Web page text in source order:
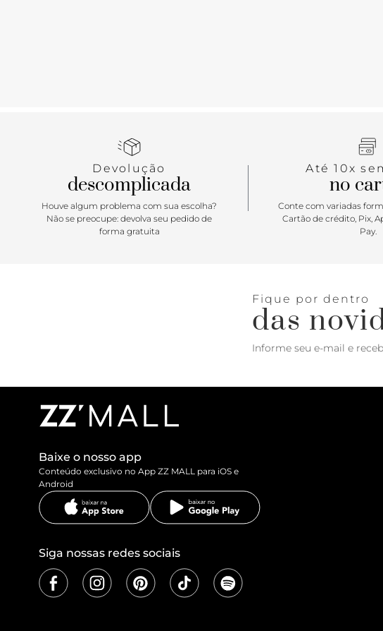
Devolução
descomplicada
Houve algum problema com sua escolha?
Não se preocupe: devolva seu pedido de
forma gratuita
Até 10x
no
Conte com variadas
Cartão de crédito, Pix,
Pay.
Fique por dentro
das
Informe seu e-mail e
Baixe o nosso app
Conteúdo exclusivo no App ZZ MALL para iOS e
Android
Siga nossas redes sociais